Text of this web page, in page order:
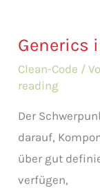
Generics
Clean-Code /
reading
Der
darauf,
über gut
verfügen,